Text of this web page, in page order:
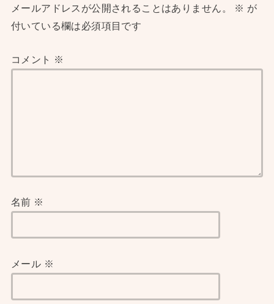
メールアドレスが公開されることはありません。 ※ が
付いている欄は必須項目です
コメント ※
名前 ※
メール ※